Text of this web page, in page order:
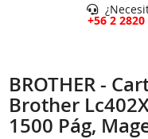
+56 2
BROTHER -
Brother
1500 Pág,